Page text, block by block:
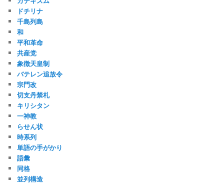
ドチリナ
千島列島
和
平和革命
共産党
象徴天皇制
バテレン追放令
宗門改
切支丹禁札
キリシタン
一神教
らせん状
時系列
単語の手がかり
語彙
同格
並列構造